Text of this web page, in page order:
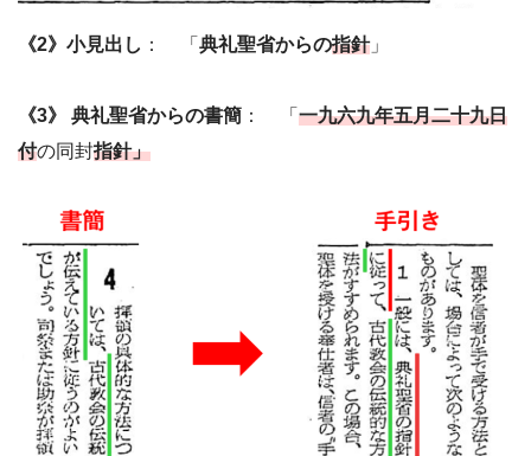
《2》小見出し ： 「 典礼聖省からの指針」
《3》 典礼聖省からの書簡 ： 「 一九六九年五月二十九日
付の同封指針」